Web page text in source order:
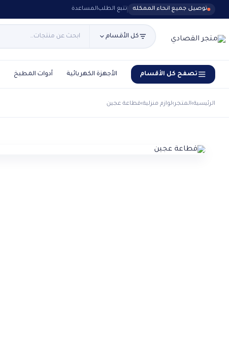
توصيل جميع انحاء الممكله تتبع الطلبالمساعدة
كل الأقسام
تصفح كل الأقسام الأجهزة الكهربائية أدوات المطبخ
الرئيسية›المتجر›لوازم منزلية›قطاعة عجين